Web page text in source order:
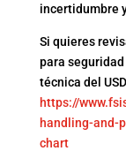
incertidumbre
Si quieres
para
técnica del
https://
handling-and-
chart